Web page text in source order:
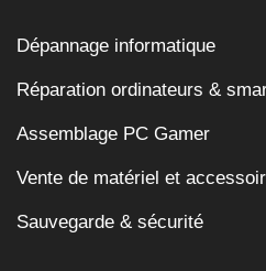
Dépannage informatique
Réparation ordinateurs &
Assemblage PC Gamer
Vente de matériel et
Sauvegarde & sécurité